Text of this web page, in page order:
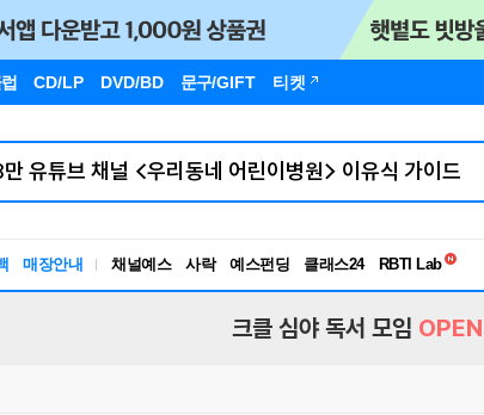
CD/LP DVD/BD 문구/GIFT 티켓
매장안내 채널예스 사락 예스펀딩 클래스24
독서유형검사
크클 심야 독서 모임 OPEN